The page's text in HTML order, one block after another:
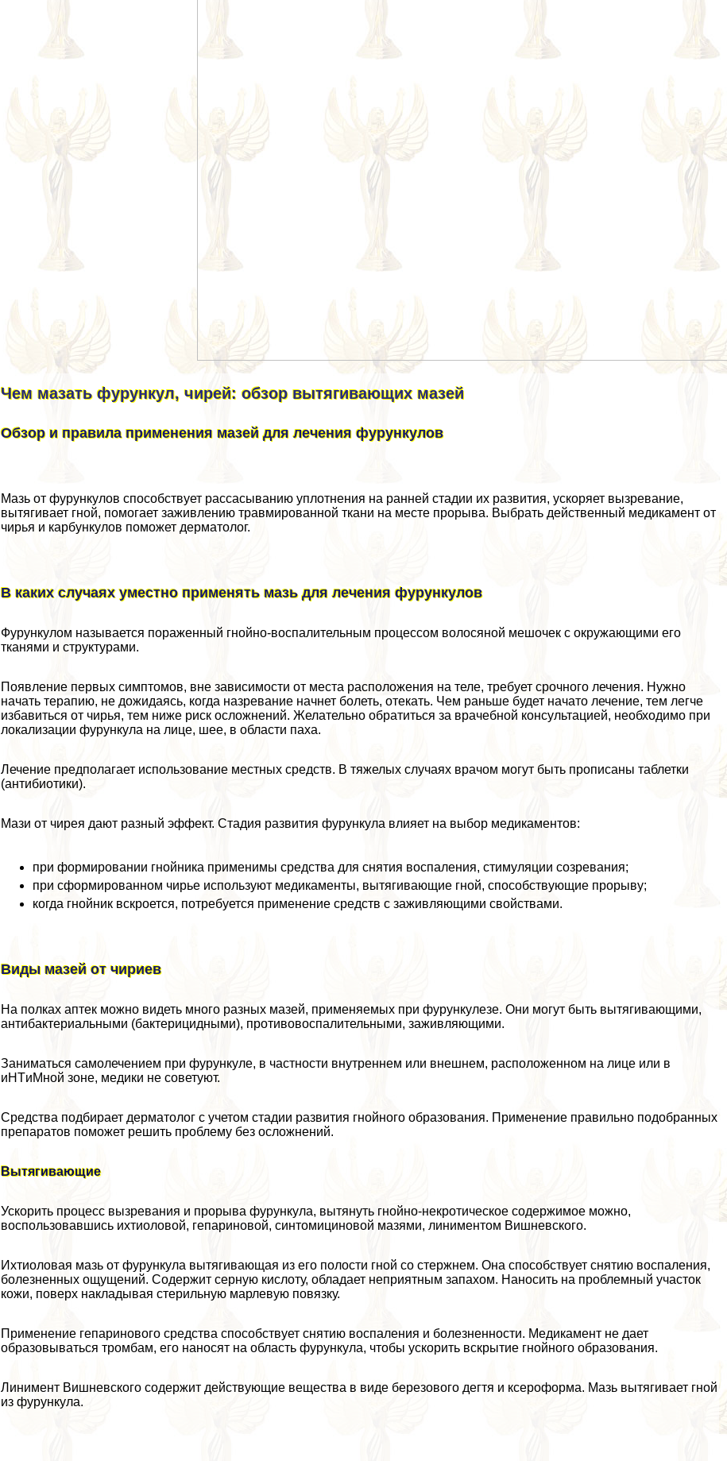
Чем мазать фурункул, чирей: обзор вытягивающих мазей
Обзор и правила применения мазей для лечения фурункулов
Мазь от фурункулов способствует рассасыванию уплотнения на ранней стадии их развития, ускоряет вызревание,
вытягивает гной, помогает заживлению травмированной ткани на месте прорыва. Выбрать действенный медикамент от
чирья и карбункулов поможет дерматолог.
В каких случаях уместно применять мазь для лечения фурункулов
Фурункулом называется пораженный гнойно-воспалительным процессом волосяной мешочек с окружающими его
тканями и структурами.
Появление первых симптомов, вне зависимости от места расположения на теле, требует срочного лечения. Нужно
начать терапию, не дожидаясь, когда назревание начнет болеть, отекать. Чем раньше будет начато лечение, тем легче
избавиться от чирья, тем ниже риск осложнений. Желательно обратиться за врачебной консультацией, необходимо при
локализации фурункула на лице, шее, в области паха.
Лечение предполагает использование местных средств. В тяжелых случаях врачом могут быть прописаны таблетки
(антибиотики).
Мази от чирея дают разный эффект. Стадия развития фурункула влияет на выбор медикаментов:
при формировании гнойника применимы средства для снятия воспаления, стимуляции созревания;
при сформированном чирье используют медикаменты, вытягивающие гной, способствующие прорыву;
когда гнойник вскроется, потребуется применение средств с заживляющими свойствами.
Виды мазей от чириев
На полках аптек можно видеть много разных мазей, применяемых при фурункулезе. Они могут быть вытягивающими,
антибактериальными (бактерицидными), противовоспалительными, заживляющими.
Заниматься самолечением при фурункуле, в частности внутреннем или внешнем, расположенном на лице или в
иHTиMной зоне, медики не советуют.
Средства подбирает дерматолог с учетом стадии развития гнойного образования. Применение правильно подобранных
препаратов поможет решить проблему без осложнений.
Вытягивающие
Ускорить процесс вызревания и прорыва фурункула, вытянуть гнойно-некротическое содержимое можно,
воспользовавшись ихтиоловой, гепариновой, синтомициновой мазями, линиментом Вишневского.
Ихтиоловая мазь от фурункула вытягивающая из его полости гной со стержнем. Она способствует снятию воспаления,
болезненных ощущений. Содержит серную кислоту, обладает неприятным запахом. Наносить на проблемный участок
кожи, поверх накладывая стерильную марлевую повязку.
Применение гепаринового средства способствует снятию воспаления и болезненности. Медикамент не дает
образовываться тромбам, его наносят на область фурункула, чтобы ускорить вскрытие гнойного образования.
Линимент Вишневского содержит действующие вещества в виде березового дегтя и ксероформа. Мазь вытягивает гной
из фурункула.